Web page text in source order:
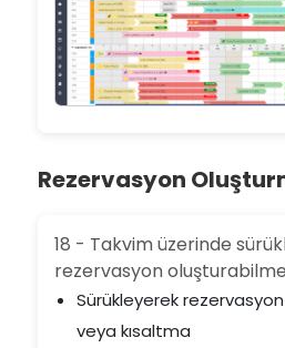
Rezervasyon
18 - Takvim üzerinde
rezervasyon oluşturabilme
Sürükleyerek
veya kısaltma